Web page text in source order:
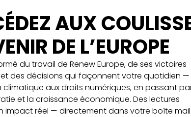
AUX
DE L’EUROPE
du travail de Renew Europe, de ses victoires
des décisions qui façonnent votre quotidien —
climatique aux droits numériques, en passant
et la croissance économique. Des lectures
impact réel — directement dans votre boîte mail.